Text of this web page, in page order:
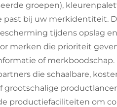
groepen),
bij uw merkidentiteit.
tijdens opslag
merken die prioriteit
of
die schaalbare,
productiefaciliteiten om